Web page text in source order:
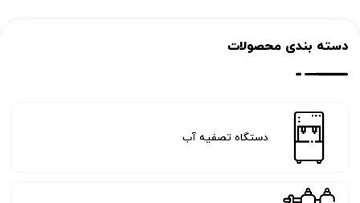
دسته بندی محصولات
دستگاه تصفیه آب